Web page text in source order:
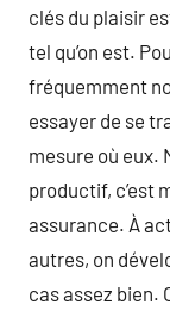
clés du plaisir
tel qu’on est.
fréquemment
essayer de se
mesure où eux.
productif, c’est
assurance. À
autres, on
cas assez bien.